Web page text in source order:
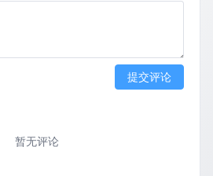
提交评论
暂无评论